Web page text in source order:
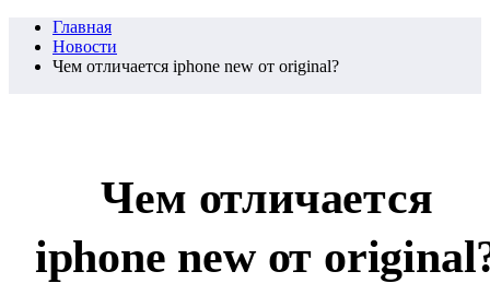
Главная
Новости
Чем отличается iphone new от original?
Чем отличается
iphone new от